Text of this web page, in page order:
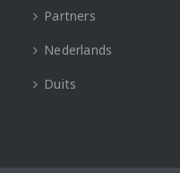
Partners
Nederlands
Duits